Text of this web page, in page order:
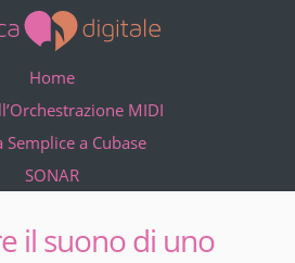
Home
MIDI
Semplice a Cubase
SONAR
il suono di uno